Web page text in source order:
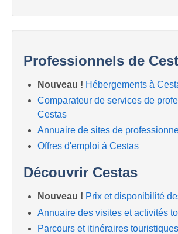
Professionnels de
Nouveau ! Hébergements à
Comparateur de services de
Cestas
Annuaire de sites de
Offres d'emploi à Cestas
Découvrir Cestas
Nouveau ! Prix et disponibilité
Annuaire des visites et activités
Parcours et itinéraires touristiques